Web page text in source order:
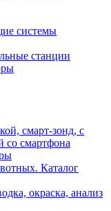
системы
станции
смарт-зонд, с
со смартфона
Каталог
окраска, анализ